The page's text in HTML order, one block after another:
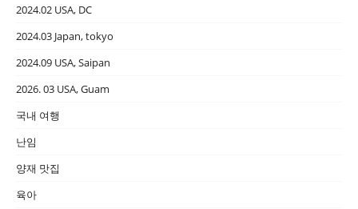
2024.02 USA, DC
2024.03 Japan, tokyo
2024.09 USA, Saipan
2026. 03 USA, Guam
국내 여행
난임
양재 맛집
육아